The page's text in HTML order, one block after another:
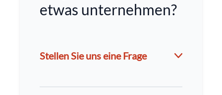
etwas unternehmen?
Stellen Sie uns eine Frage